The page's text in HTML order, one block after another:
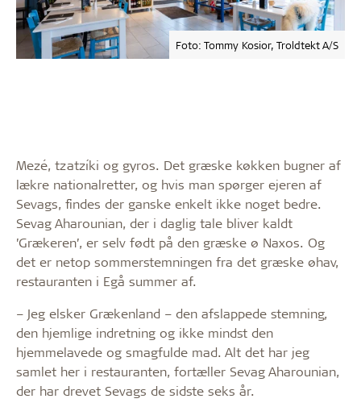
Foto: Tommy Kosior, Troldtekt A/S
Mezé, tzatzíki og gyros. Det græske køkken bugner af
lækre nationalretter, og hvis man spørger ejeren af
Sevags, findes der ganske enkelt ikke noget bedre.
Sevag Aharounian, der i daglig tale bliver kaldt
’Grækeren’, er selv født på den græske ø Naxos. Og
det er netop sommerstemningen fra det græske øhav,
restauranten i Egå summer af.
– Jeg elsker Grækenland – den afslappede stemning,
den hjemlige indretning og ikke mindst den
hjemmelavede og smagfulde mad. Alt det har jeg
samlet her i restauranten, fortæller Sevag Aharounian,
der har drevet Sevags de sidste seks år.